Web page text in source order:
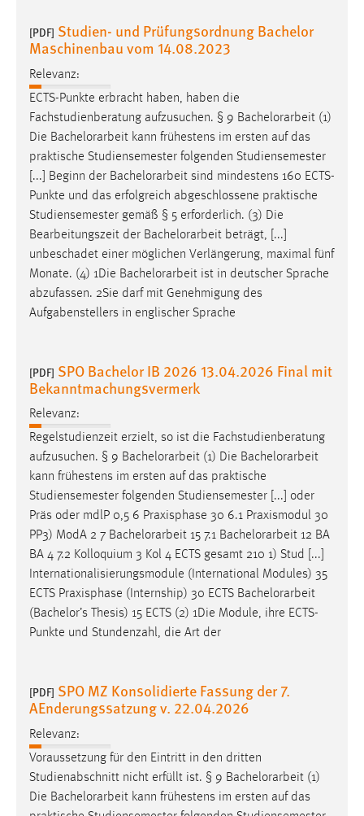
[PDF] Studien- und Prüfungsordnung Bachelor
Maschinenbau vom 14.08.2023
Relevanz:
ECTS-Punkte erbracht haben, haben die
Fachstudienberatung aufzusuchen. § 9 Bachelorarbeit (1)
Die Bachelorarbeit kann frühestens im ersten auf das
praktische Studiensemester folgenden Studiensemester
[...] Beginn der Bachelorarbeit sind mindestens 160 ECTS-
Punkte und das erfolgreich abgeschlossene praktische
Studiensemester gemäß § 5 erforderlich. (3) Die
Bearbeitungszeit der Bachelorarbeit beträgt, [...]
unbeschadet einer möglichen Verlängerung, maximal fünf
Monate. (4) 1Die Bachelorarbeit ist in deutscher Sprache
abzufassen. 2Sie darf mit Genehmigung des
Aufgabenstellers in englischer Sprache
[PDF] SPO Bachelor IB 2026 13.04.2026 Final mit
Bekanntmachungsvermerk
Relevanz:
Regelstudienzeit erzielt, so ist die Fachstudienberatung
aufzusuchen. § 9 Bachelorarbeit (1) Die Bachelorarbeit
kann frühestens im ersten auf das praktische
Studiensemester folgenden Studiensemester [...] oder
Präs oder mdlP 0,5 6 Praxisphase 30 6.1 Praxismodul 30
PP3) ModA 2 7 Bachelorarbeit 15 7.1 Bachelorarbeit 12 BA
BA 4 7.2 Kolloquium 3 Kol 4 ECTS gesamt 210 1) Stud [...]
Internationalisierungsmodule (International Modules) 35
ECTS Praxisphase (Internship) 30 ECTS Bachelorarbeit
(Bachelor’s Thesis) 15 ECTS (2) 1Die Module, ihre ECTS-
Punkte und Stundenzahl, die Art der
[PDF] SPO MZ Konsolidierte Fassung der 7.
AEnderungssatzung v. 22.04.2026
Relevanz:
Voraussetzung für den Eintritt in den dritten
Studienabschnitt nicht erfüllt ist. § 9 Bachelorarbeit (1)
Die Bachelorarbeit kann frühestens im ersten auf das